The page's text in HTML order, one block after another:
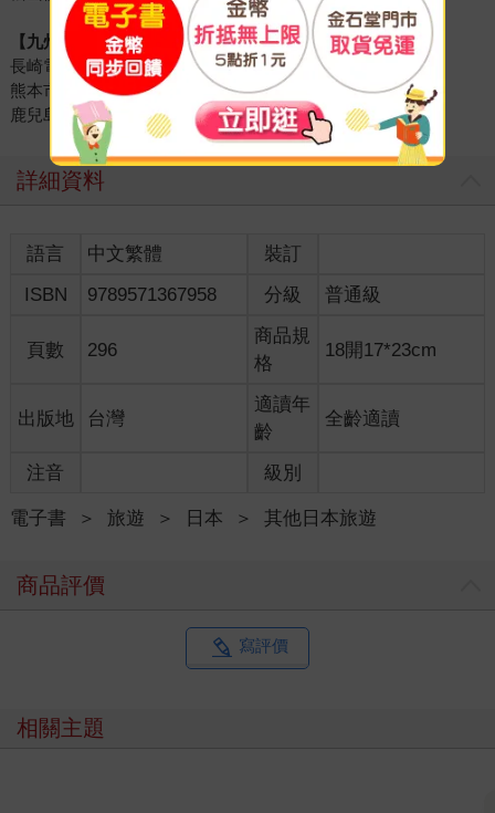
【九州】
長崎電氣軌道
熊本市電
鹿兒島市電
詳細資料
語言 中文繁體
裝訂
ISBN
9789571367958 分級 普通級
頁數 296
商品規
格
18開17*23cm
出版地 台灣
適讀年
齡
全齡適讀
注音 級別
電子書 ＞ 旅遊 ＞ 日本 ＞ 其他日本旅遊
商品評價
寫評價
相關主題